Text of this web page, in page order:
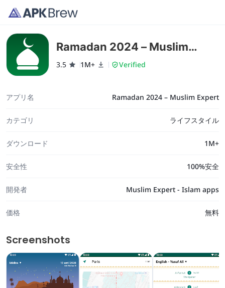
Ramadan 2024 – Muslim
Expert
3.5 1M+ Verified
アプリ名 Ramadan 2024 – Muslim Expert
カテゴリ ライフスタイル
ダウンロード 1M+
安全性 100%安全
開発者 Muslim Expert - Islam apps
価格 無料
Screenshots